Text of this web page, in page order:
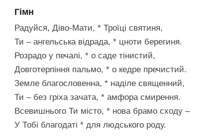
Гімн
Радуйся, Діво-Мати, * Троїці святиня,
Ти – ангельська відрада, * цноти берегиня.
Розрадо у печалі, * о саде тінистий,
Довготерпіння пальмо, * о кедре пречистий.
Земле благословенна, * наділе священний,
Ти – без гріха зачата, * амфора смирення.
Всевишнього Ти місто, * нова брамо сходу –
У Тобі благодаті * для людського роду.